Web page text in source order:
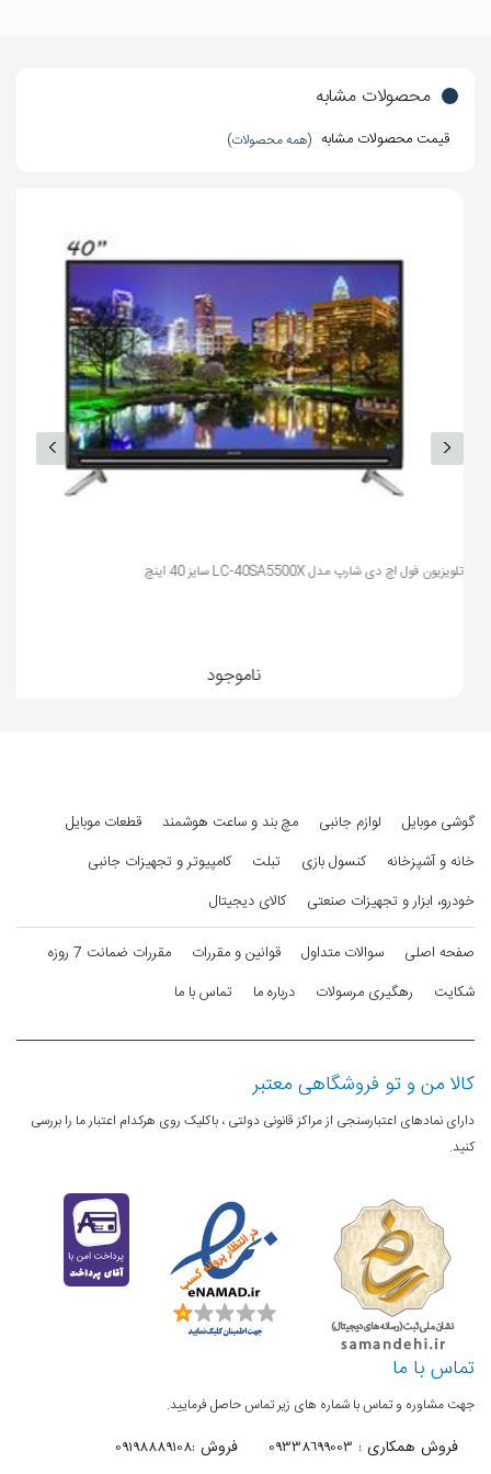
تعداد بلندگوها
استانداردهای
صوتی
Dolby Digital
apt-X
تعداد ساب ووفر ندارد
سایر توضیحات
صدا
- قابلیت اتصال به سیستم های صوتی و
ساندبار با فناوریBluetooth Surround
-قابلیت اتصال به گوشی و پخش همزمان با
Ultra Surround
امکانات
دارد
پردازشگر چهار هسته اي
درگاه های ارتباطی
درگاه USB 2 عدد
اتصال بی‌سیم
(Wi-Fi)
دارد - 802.11ac
بلوتوث دارد - V5.0
پورت شبکه
(LAN)
ورودی آنتن
محصولات مشابه
قیمت محصولات مشابه (همه محصولات)
تلویزیون فول اچ دی شارپ مدل LC-40SA5500X سایز 40 اینچ
ناموجود
گوشی موبایل لوازم جانبی مچ بند و ساعت هوشمند
قطعات موبایل
خانه و آشپزخانه
کنسول بازی تبلت
کامپیوتر و تجهیزات جانبی
خودرو، ابزار و تجهیزات صنعتی
کالای دیجیتال
صفحه اصلی سوالات متداول قوانین و مقررات
مقررات ضمانت 7 روزه
شکایت
رهگیری مرسولات درباره ما تماس با ما
کالا من و تو فروشگاهی معتبر
دارای نمادهای اعتبارسنجی از مراکز قانونی دولتی ، باکلیک روی هرکدام اعتبار ما را بررسی
کنید.
تماس با ما
جهت مشاوره و تماس با شماره های زیر تماس حاصل فرمایید.
فروش همکاری : 09338699003 فروش :09198889108